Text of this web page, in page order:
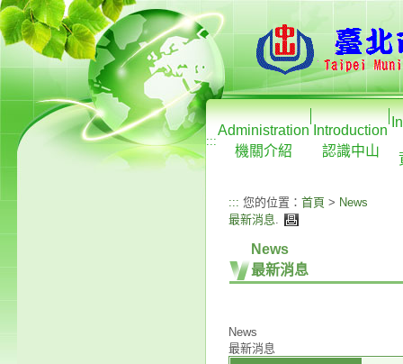
:::
Administration
機關介紹
Introduction
認識中山
::: 您的位置： 首頁 > News
最新消息.
News
最新消息
News
最新消息